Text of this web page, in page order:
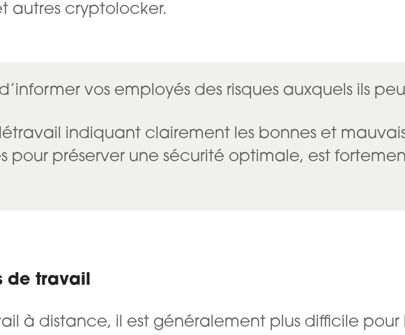
autres cryptolocker.
vos employés des risques auxquels ils
indiquant clairement les bonnes et
pour préserver une sécurité optimale, est
de travail
à distance, il est généralement plus difficile